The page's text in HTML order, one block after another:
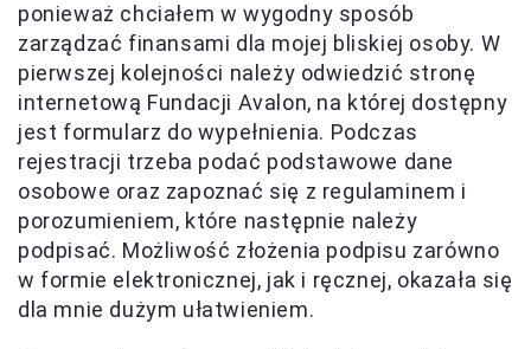
ponieważ chciałem w wygodny sposób
zarządzać finansami dla mojej bliskiej osoby. W
pierwszej kolejności należy odwiedzić stronę
internetową Fundacji Avalon, na której dostępny
jest formularz do wypełnienia. Podczas
rejestracji trzeba podać podstawowe dane
osobowe oraz zapoznać się z regulaminem i
porozumieniem, które następnie należy
podpisać. Możliwość złożenia podpisu zarówno
w formie elektronicznej, jak i ręcznej, okazała się
dla mnie dużym ułatwieniem.